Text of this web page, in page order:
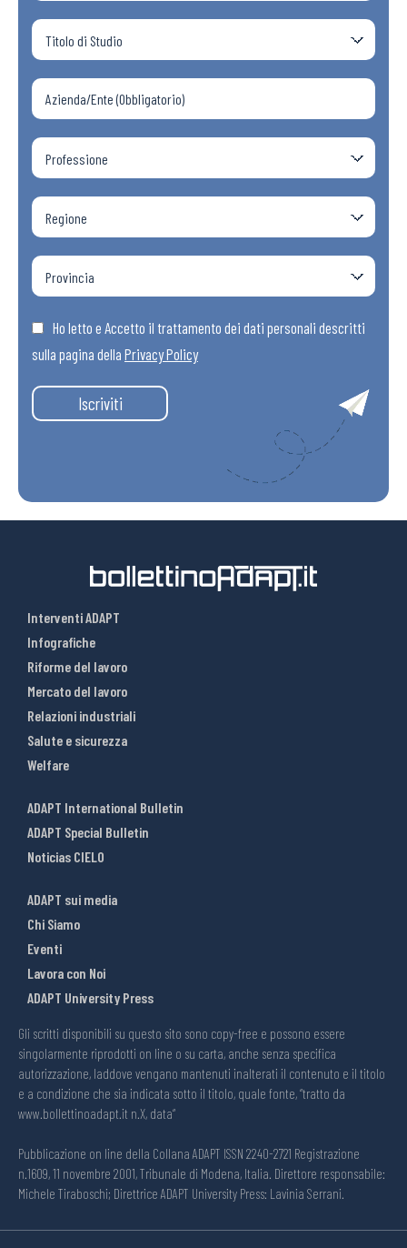
Ho letto e Accetto il trattamento dei dati personali descritti
sulla pagina della Privacy Policy
Iscriviti
Interventi ADAPT
Infografiche
Riforme del lavoro
Mercato del lavoro
Relazioni industriali
Salute e sicurezza
Welfare
ADAPT International Bulletin
ADAPT Special Bulletin
Noticias CIELO
ADAPT sui media
Chi Siamo
Eventi
Lavora con Noi
ADAPT University Press
Gli scritti disponibili su questo sito sono copy-free e possono essere
singolarmente riprodotti on line o su carta, anche senza specifica
autorizzazione, laddove vengano mantenuti inalterati il contenuto e il titolo
e a condizione che sia indicata sotto il titolo, quale fonte, “tratto da
www.bollettinoadapt.it n.X, data“
Pubblicazione on line della Collana ADAPT ISSN 2240-2721 Registrazione
n.1609, 11 novembre 2001, Tribunale di Modena, Italia. Direttore responsabile:
Michele Tiraboschi; Direttrice ADAPT University Press: Lavinia Serrani.